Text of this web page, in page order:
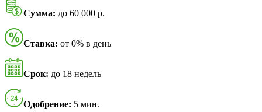
Сумма: до 60 000 р.
Ставка: от 0% в день
Срок: до 18 недель
Одобрение: 5 мин.